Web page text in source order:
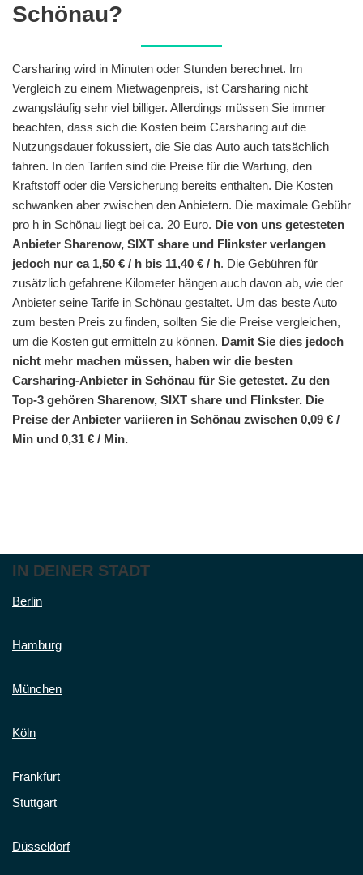
Schönau?
Carsharing wird in Minuten oder Stunden berechnet. Im
Vergleich zu einem Mietwagenpreis, ist Carsharing nicht
zwangsläufig sehr viel billiger. Allerdings müssen Sie immer
beachten, dass sich die Kosten beim Carsharing auf die
Nutzungsdauer fokussiert, die Sie das Auto auch tatsächlich
fahren. In den Tarifen sind die Preise für die Wartung, den
Kraftstoff oder die Versicherung bereits enthalten. Die Kosten
schwanken aber zwischen den Anbietern. Die maximale Gebühr
pro h in Schönau liegt bei ca. 20 Euro. Die von uns getesteten
Anbieter Sharenow, SIXT share und Flinkster verlangen
jedoch nur ca 1,50 € / h bis 11,40 € / h. Die Gebühren für
zusätzlich gefahrene Kilometer hängen auch davon ab, wie der
Anbieter seine Tarife in Schönau gestaltet. Um das beste Auto
zum besten Preis zu finden, sollten Sie die Preise vergleichen,
um die Kosten gut ermitteln zu können. Damit Sie dies jedoch
nicht mehr machen müssen, haben wir die besten
Carsharing-Anbieter in Schönau für Sie getestet. Zu den
Top-3 gehören Sharenow, SIXT share und Flinkster. Die
Preise der Anbieter variieren in Schönau zwischen 0,09 € /
Min und 0,31 € / Min.
IN DEINER STADT
Berlin
Hamburg
München
Köln
Frankfurt
Stuttgart
Düsseldorf